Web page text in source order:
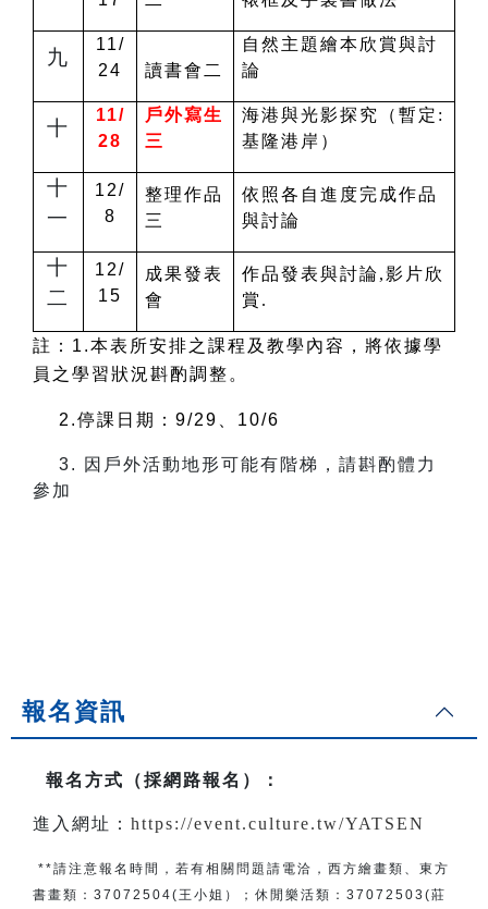
九
11/
24
讀書會二
自然主題繪本欣賞與討
論
十
11/
28
戶外寫生
三
海港與光影探究（暫定:
基隆港岸）
十
一
12/
8
整理作品
三
依照各自進度完成作品
與討論
十
二
12/
15
成果發表
會
作品發表與討論,影片欣
賞.
註： 1.本表所安排之課程及教學內容，將依據學
員之學習狀況斟酌調整。
2.停課日期： 9/29 、10/6
3.
因戶外活動地形可能有階梯，請斟酌體力
參加
報名資訊
報名方式（採網路報名） ：
進入網址： https://event.culture.tw/YATSEN
**請注意報名時間，若有相關問題 請電洽 ， 西方繪畫類、東方
書畫類： 37072504(王小姐） ； 休閒樂活類： 37072503(莊